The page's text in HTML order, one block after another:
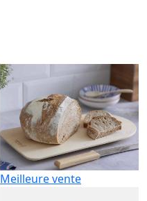
Meilleure vente